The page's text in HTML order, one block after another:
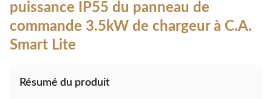
puissance IP55 du panneau de
commande 3.5kW de chargeur à C.A.
Smart Lite
Résumé du produit